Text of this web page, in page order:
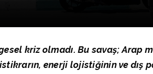
kriz olmadı. Bu savaş;
enerji lojistiğinin ve dış